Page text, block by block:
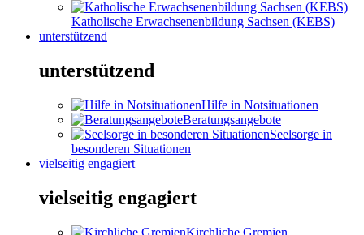
Katholische Erwachsenenbildung Sachsen (KEBS)
unterstützend
unterstützend
Hilfe in Notsituationen
Beratungsangebote
Seelsorge in
besonderen Situationen
vielseitig engagiert
vielseitig engagiert
Kirchliche Gremien